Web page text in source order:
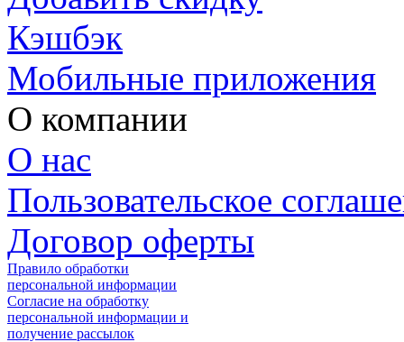
Кэшбэк
Мобильные приложения
О компании
О нас
Пользовательское
Договор оферты
Правило обработки
персональной информации
Согласие на обработку
персональной информации и
получение рассылок